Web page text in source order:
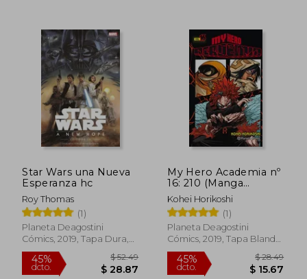
45%
dcto.
$ 18.48 45%
dcto.
Star Wars una Nueva
Esperanza hc
Roy Thomas
(1)
Planeta Deagostini
Cómics, 2019, Tapa Dura,
Nuevo
My Hero Academia nº
16: 210 (Manga
Shonen)
Kohei Horikoshi
(1)
Planeta Deagostini
Cómics, 2019, Tapa Blanda,
Nuevo